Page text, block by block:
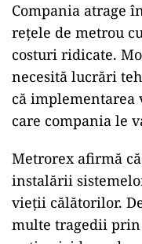
Compania atrage
rețele de metrou
costuri ridicate.
necesită lucrări
că implementarea
care compania le
Metrorex afirmă
instalării
vieții călătorilor.
multe tragedii